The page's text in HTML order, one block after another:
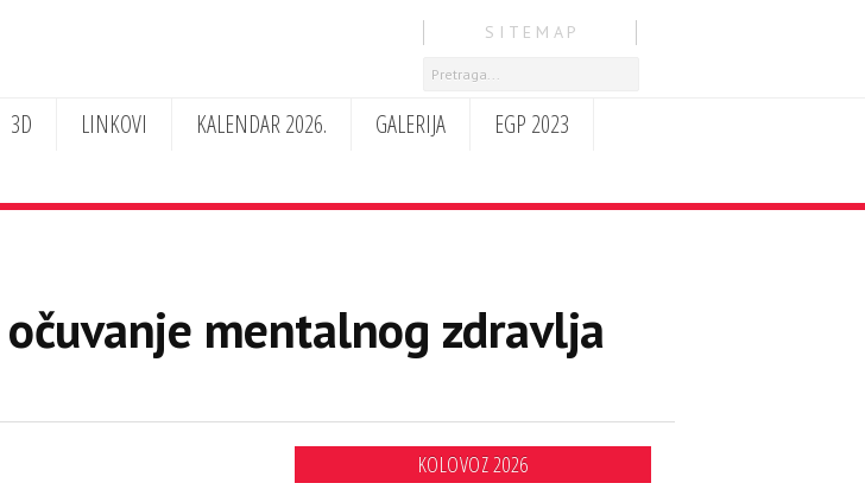
S I T E M A P
3D LINKOVI KALENDAR 2026. GALERIJA
EGP 2023
mentalnog zdravlja
KOLOVOZ 2026